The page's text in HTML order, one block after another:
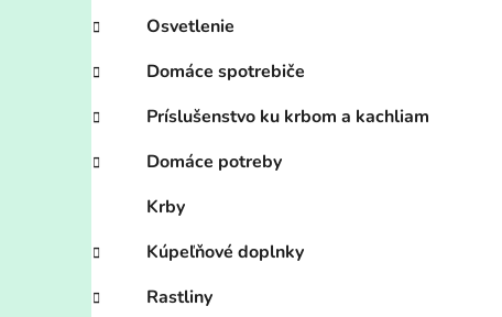
Osvetlenie
Domáce spotrebiče
Príslušenstvo ku krbom a kachliam
Domáce potreby
Krby
Kúpeľňové doplnky
Rastliny